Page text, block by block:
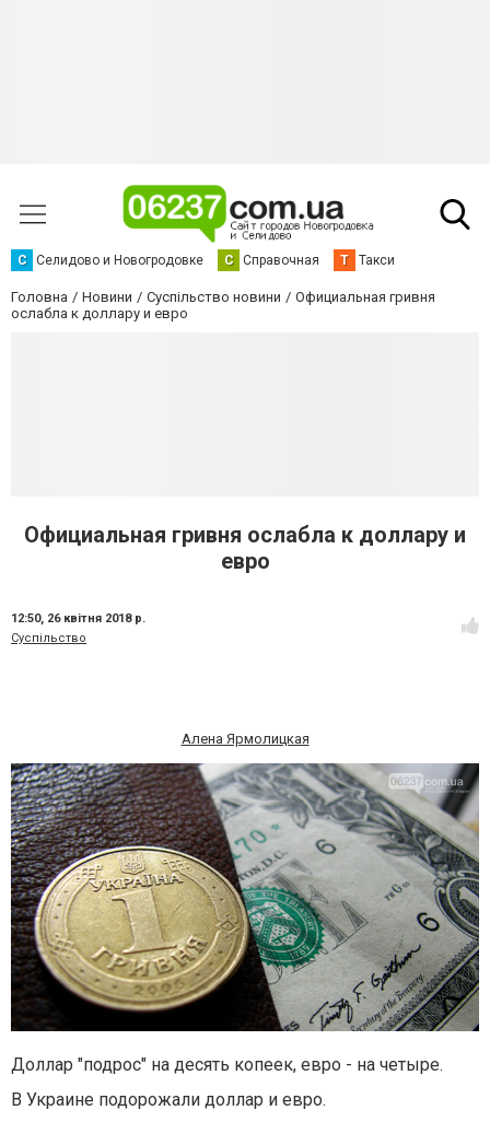
С Селидово и Новогродовке С Справочная Т Такси
Головна Новини Суспільство новини
Официальная гривня
ослабла к доллару и евро
Официальная гривня ослабла к доллару и
евро
12:50, 26 квітня 2018 р.
Суспільство
Алена Ярмолицкая
Доллар "подрос" на десять копеек, евро - на четыре.
В Украине подорожали доллар и евро.